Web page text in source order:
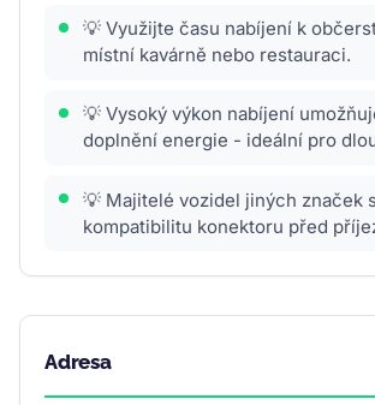
💡 Využijte času nabíjení k
místní kavárně nebo restauraci.
💡 Vysoký výkon nabíjení
doplnění energie - ideální pro
💡 Majitelé vozidel jiných značek
kompatibilitu konektoru před
Adresa